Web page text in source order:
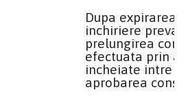
Dupa expirarea
inchiriere
prelungirea
efectuata prin
incheiate intre
aprobarea